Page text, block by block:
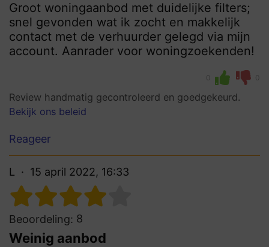
Groot woningaanbod met duidelijke filters;
snel gevonden wat ik zocht en makkelijk
contact met de verhuurder gelegd via mijn
account. Aanrader voor woningzoekenden!
0 0
Review handmatig gecontroleerd en goedgekeurd.
Bekijk ons beleid
Reageer
L 15 april 2022, 16:33
Beoordeling: 8
Weinig aanbod